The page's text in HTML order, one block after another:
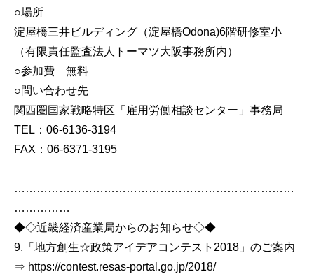
○場所
淀屋橋三井ビルディング（淀屋橋Odona)6階研修室小
（有限責任監査法人トーマツ大阪事務所内）
○参加費 無料
○問い合わせ先
関西圏国家戦略特区「雇用労働相談センター」事務局
TEL：06-6136-3194
FAX：06-6371-3195
…………………………………………………………………
……………
◆◇近畿経済産業局からのお知らせ◇◆
9.「地方創生☆政策アイデアコンテスト2018」のご案内
⇒ https://contest.resas-portal.go.jp/2018/